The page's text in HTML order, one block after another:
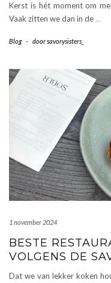
Kerst is hét moment om
Vaak zitten we dan in de …
Blog - doorsavorysisters_
1 november 2024
BESTE
VOLGENS DE
Dat we van lekker koken